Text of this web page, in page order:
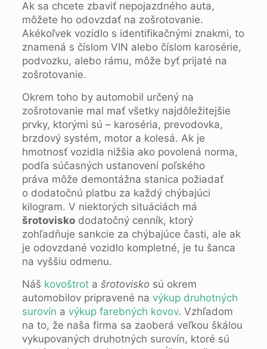
Ak sa chcete zbaviť nepojazdného auta,
môžete ho odovzdať na zošrotovanie.
Akékoľvek vozidlo s identifikačnými znakmi, to
znamená s číslom VIN alebo číslom karosérie,
podvozku, alebo rámu, môže byť prijaté na
zošrotovanie.
Okrem toho by automobil určený na
zošrotovanie mal mať všetky najdôležitejšie
prvky, ktorými sú – karoséria, prevodovka,
brzdový systém, motor a kolesá. Ak je
hmotnosť vozidla nižšia ako povolená norma,
podľa súčasných ustanovení poľského
práva môže demontážna stanica požiadať
o dodatočnú platbu za každý chýbajúci
kilogram. V niektorých situáciách má
šrotoviskododatočný cenník, ktorý
zohľadňuje sankcie za chýbajúce časti, ale ak
je odovzdané vozidlo kompletné, je tu šanca
na vyššiu odmenu.
Náš kovoštrota šrotoviskosú okrem
automobilov pripravené na výkup druhotných
surovín a výkup farebných kovov. Vzhľadom
na to, že naša firma sa zaoberá veľkou škálou
vykupovaných druhotných surovín, ktoré sú